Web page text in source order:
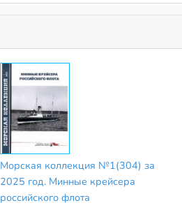
Морская коллекция №1(304) за
2025 год. Минные крейсера
российского флота